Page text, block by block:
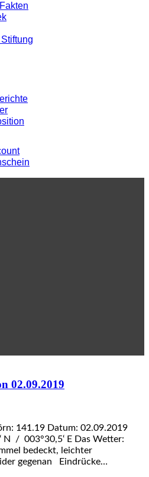
02.09.2019
141.19 Datum: 02.09.2019
N / 003°30,5‘ E Das Wetter:
bedeckt, leichter
gegenan Eindrücke…